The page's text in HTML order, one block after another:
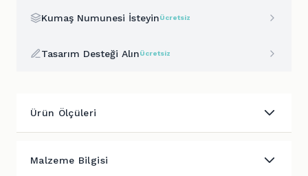
Kumaş Numunesi İsteyinÜcretsiz
Tasarım Desteği AlınÜcretsiz
Ürün Ölçüleri
Malzeme Bilgisi